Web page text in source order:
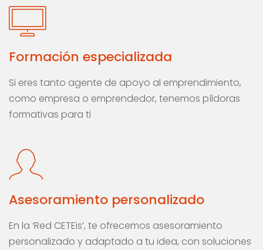
Formación especializada
Si eres tanto agente de apoyo al emprendimiento,
como empresa o emprendedor, tenemos píldoras
formativas para ti
Asesoramiento personalizado
En la ‘Red CETEis’, te ofrecemos asesoramiento
personalizado y adaptado a tu idea, con soluciones